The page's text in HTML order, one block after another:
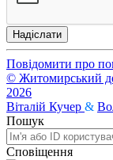
Надіслати
Повідомити про
© Житомирський
2026
Віталій Кучер &
Пошук
Сповіщення